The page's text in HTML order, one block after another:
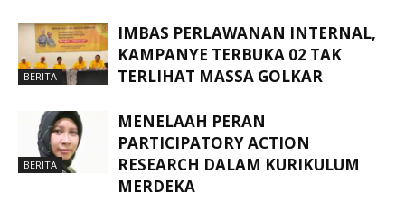
BERITA
IMBAS PERLAWANAN INTERNAL,
KAMPANYE TERBUKA 02 TAK
TERLIHAT MASSA GOLKAR
BERITA
MENELAAH PERAN
PARTICIPATORY ACTION
RESEARCH DALAM KURIKULUM
MERDEKA